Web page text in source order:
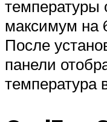
максимум на
После
панели
температура